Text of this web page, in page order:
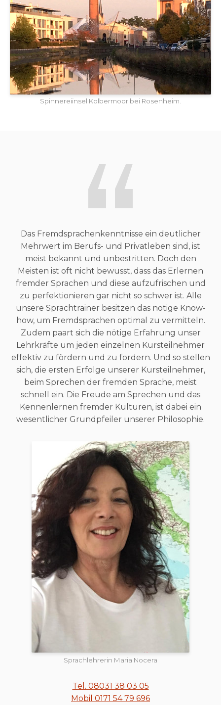
Spinnereiinsel Kolbermoor bei Rosenheim.
Das Fremdsprachenkenntnisse ein deutlicher
Mehrwert im Berufs- und Privatleben sind, ist
meist bekannt und unbestritten. Doch den
Meisten ist oft nicht bewusst, dass das Erlernen
fremder Sprachen und diese aufzufrischen und
zu perfektionieren gar nicht so schwer ist. Alle
unsere Sprachtrainer besitzen das nötige Know-
how, um Fremdsprachen optimal zu vermitteln.
Zudem paart sich die nötige Erfahrung unser
Lehrkräfte um jeden einzelnen Kursteilnehmer
effektiv zu fördern und zu fordern. Und so stellen
sich, die ersten Erfolge unserer Kursteilnehmer,
beim Sprechen der fremden Sprache, meist
schnell ein. Die Freude am Sprechen und das
Kennenlernen fremder Kulturen, ist dabei ein
wesentlicher Grundpfeiler unserer Philosophie.
Sprachlehrerin Maria Nocera
Tel. 08031 38 03 05
Mobil 0171 54 79 696